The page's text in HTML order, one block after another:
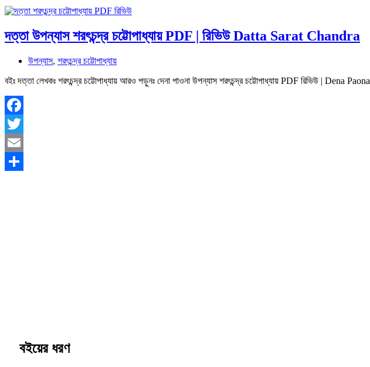
দত্তা উপন্যাস শরৎচন্দ্র চট্টোপাধ্যায় PDF | রিভিউ Datta Sarat Chandra
উপন্যাস, শরৎচন্দ্র চট্টোপাধ্যায়
বইঃ দত্তা লেখকঃ শরৎচন্দ্র চট্টোপাধ্যায় আরও পড়ুনঃ দেনা পাওনা উপন্যাস শরৎচন্দ্র চট্টোপাধ্যায় PDF রিভিউ | Dena Paona
Facebook
Twitter
Email
বইয়ের ধরণ